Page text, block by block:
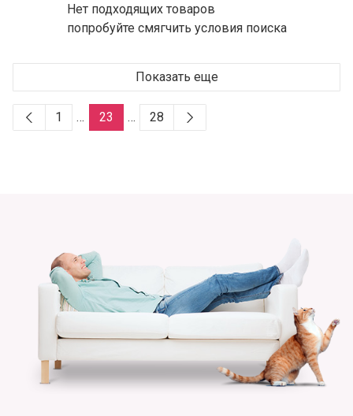
Нет подходящих товаров
попробуйте смягчить условия поиска
Показать еще
1 … 23 … 28